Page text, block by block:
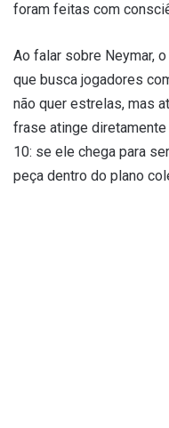
foram feitas com
Ao falar sobre Neymar,
que busca jogadores
não quer estrelas, mas
frase atinge
10: se ele chega para
peça dentro do plano